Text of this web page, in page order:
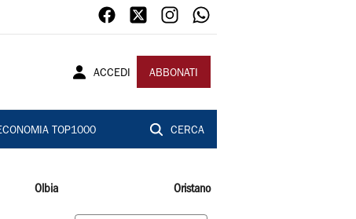
ACCEDI ABBONATI
TOP1000 CERCA
Olbia Oristano